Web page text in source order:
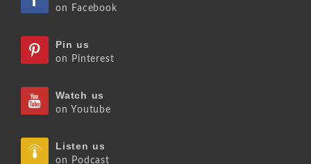
on Facebook
Pin us
on Pinterest
Watch us
on Youtube
Listen us
on Podcast